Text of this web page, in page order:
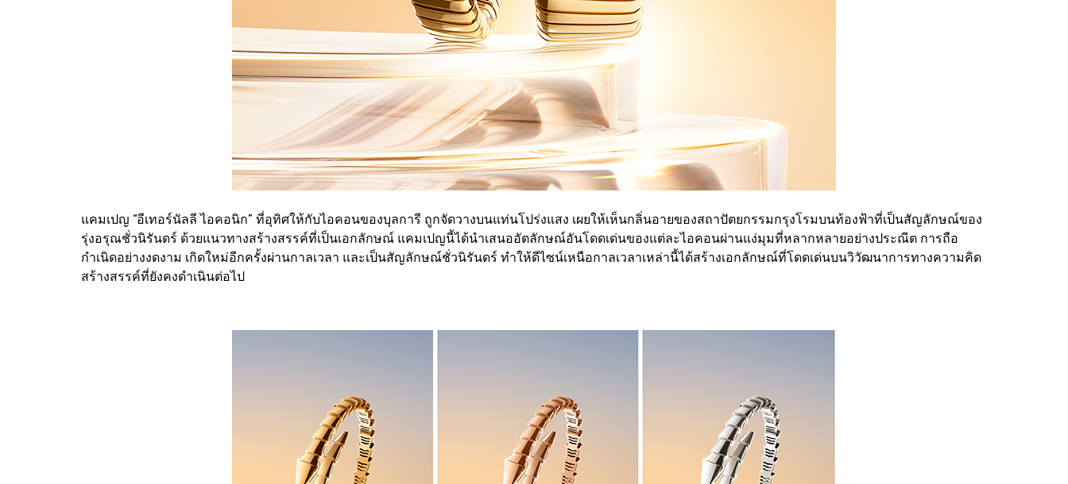
แคมเปญ “อีเทอร์นัลลี ไอคอนิก” ที่อุทิศให้กับไอคอนของบุลการี ถูกจัดวางบนแท่นโปร่งแสง เผยให้เห็นกลิ่นอายของสถาปัตยกรรมกรุงโรมบนท้องฟ้าที่เป็นสัญลักษณ์ของ
รุ่งอรุณชั่วนิรันดร์ ด้วยแนวทางสร้างสรรค์ที่เป็นเอกลักษณ์ แคมเปญนี้ได้นำเสนออัตลักษณ์อันโดดเด่นของแต่ละไอคอนผ่านแง่มุมที่หลากหลายอย่างประณีต การถือ
กำเนิดอย่างงดงาม เกิดใหม่อีกครั้งผ่านกาลเวลา และเป็นสัญลักษณ์ชั่วนิรันดร์ ทำให้ดีไซน์เหนือกาลเวลาเหล่านี้ได้สร้างเอกลักษณ์ที่โดดเด่นบนวิวัฒนาการทางความคิด
สร้างสรรค์ที่ยังคงดำเนินต่อไป